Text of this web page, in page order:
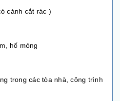
cánh cắt rác )
hố móng
trong các tòa nhà, công trình